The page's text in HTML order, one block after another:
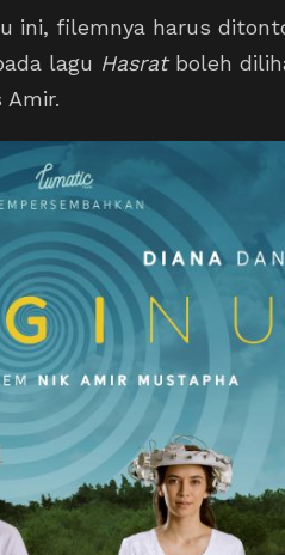
ini, filemnya harus
lagu Hasratboleh